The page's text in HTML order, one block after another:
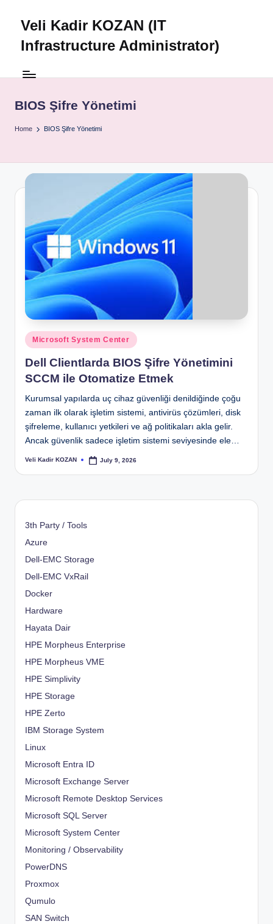
Veli Kadir KOZAN (IT
Infrastructure Administrator)
BIOS Şifre Yönetimi
Home BIOS Şifre Yönetimi
Posted
in
Microsoft System Center
Dell Clientlarda BIOS Şifre Yönetimini
SCCM ile Otomatize Etmek
Kurumsal yapılarda uç cihaz güvenliği denildiğinde çoğu
zaman ilk olarak işletim sistemi, antivirüs çözümleri, disk
şifreleme, kullanıcı yetkileri ve ağ politikaları akla gelir.
Ancak güvenlik sadece işletim sistemi seviyesinde ele…
Posted
Veli Kadir KOZAN July 9, 2026
3th Party / Tools
Azure
Dell-EMC Storage
Dell-EMC VxRail
Docker
Hardware
Hayata Dair
HPE Morpheus Enterprise
HPE Morpheus VME
HPE Simplivity
HPE Storage
HPE Zerto
IBM Storage System
Linux
Microsoft Entra ID
Microsoft Exchange Server
Microsoft Remote Desktop Services
Microsoft SQL Server
Microsoft System Center
Monitoring / Observability
PowerDNS
Proxmox
Qumulo
SAN Switch